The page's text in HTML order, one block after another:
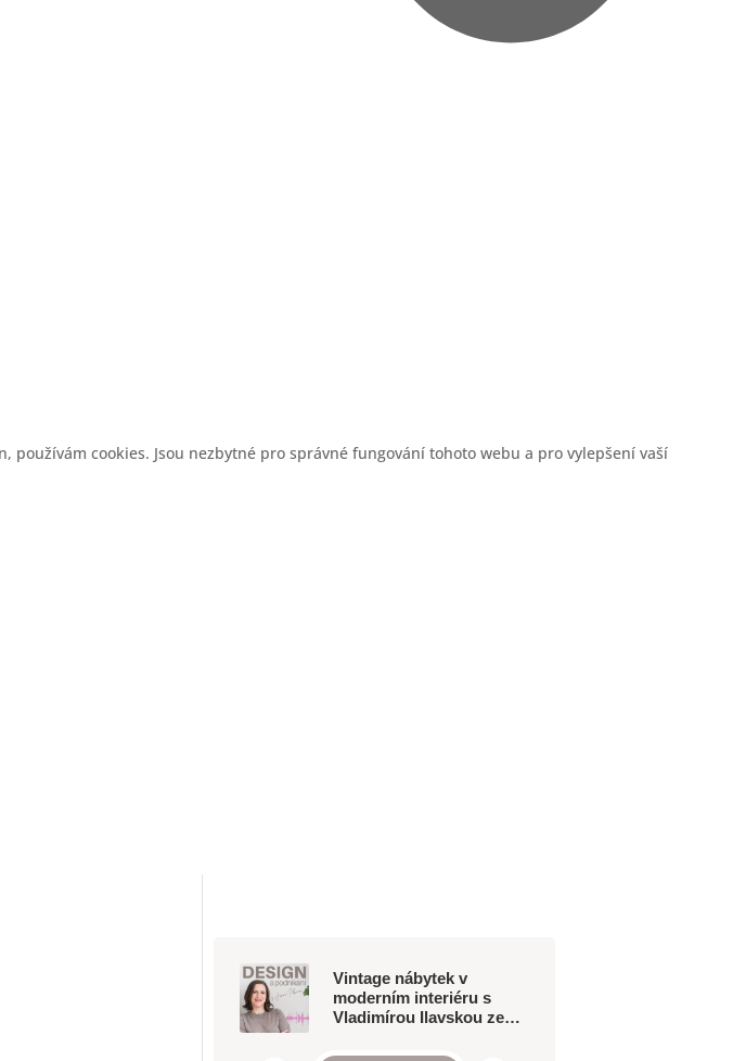
cookies. Jsou nezbytné pro správné fungování tohoto webu a pro vylepšení vaší
Vintage nábytek v
moderním interiéru s
Vladimírou Ilavskou ze